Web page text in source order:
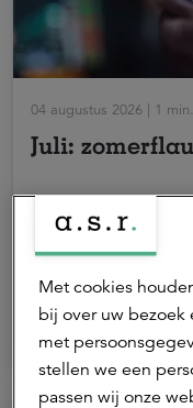
04 augustus 2026 | 1
Juli:
Na sterke
2026 zorgden
‘AI-boom’ en het
meer
Iwan Peters
Senior
Met cookies
bij over uw bezoek
met
stellen we een
passen wij onze